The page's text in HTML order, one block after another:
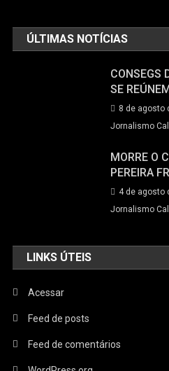
ÚLTIMAS NOTÍCIAS
CONSEGS
SE
8 de agosto
Jornalismo
MORRE O
PEREIRA
4 de agosto
Jornalismo
LINKS ÚTEIS
Acessar
Feed de posts
Feed de comentários